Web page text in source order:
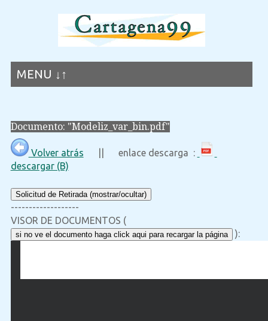
MENU ↓↑
Documento: "Modeliz_var_bin.pdf"
Volver atrás || enlace descarga :
descargar (B)
Solicitud de Retirada (mostrar/ocultar)
-------------------
VISOR DE DOCUMENTOS (
si no ve el documento haga click aqui para recargar la página ):